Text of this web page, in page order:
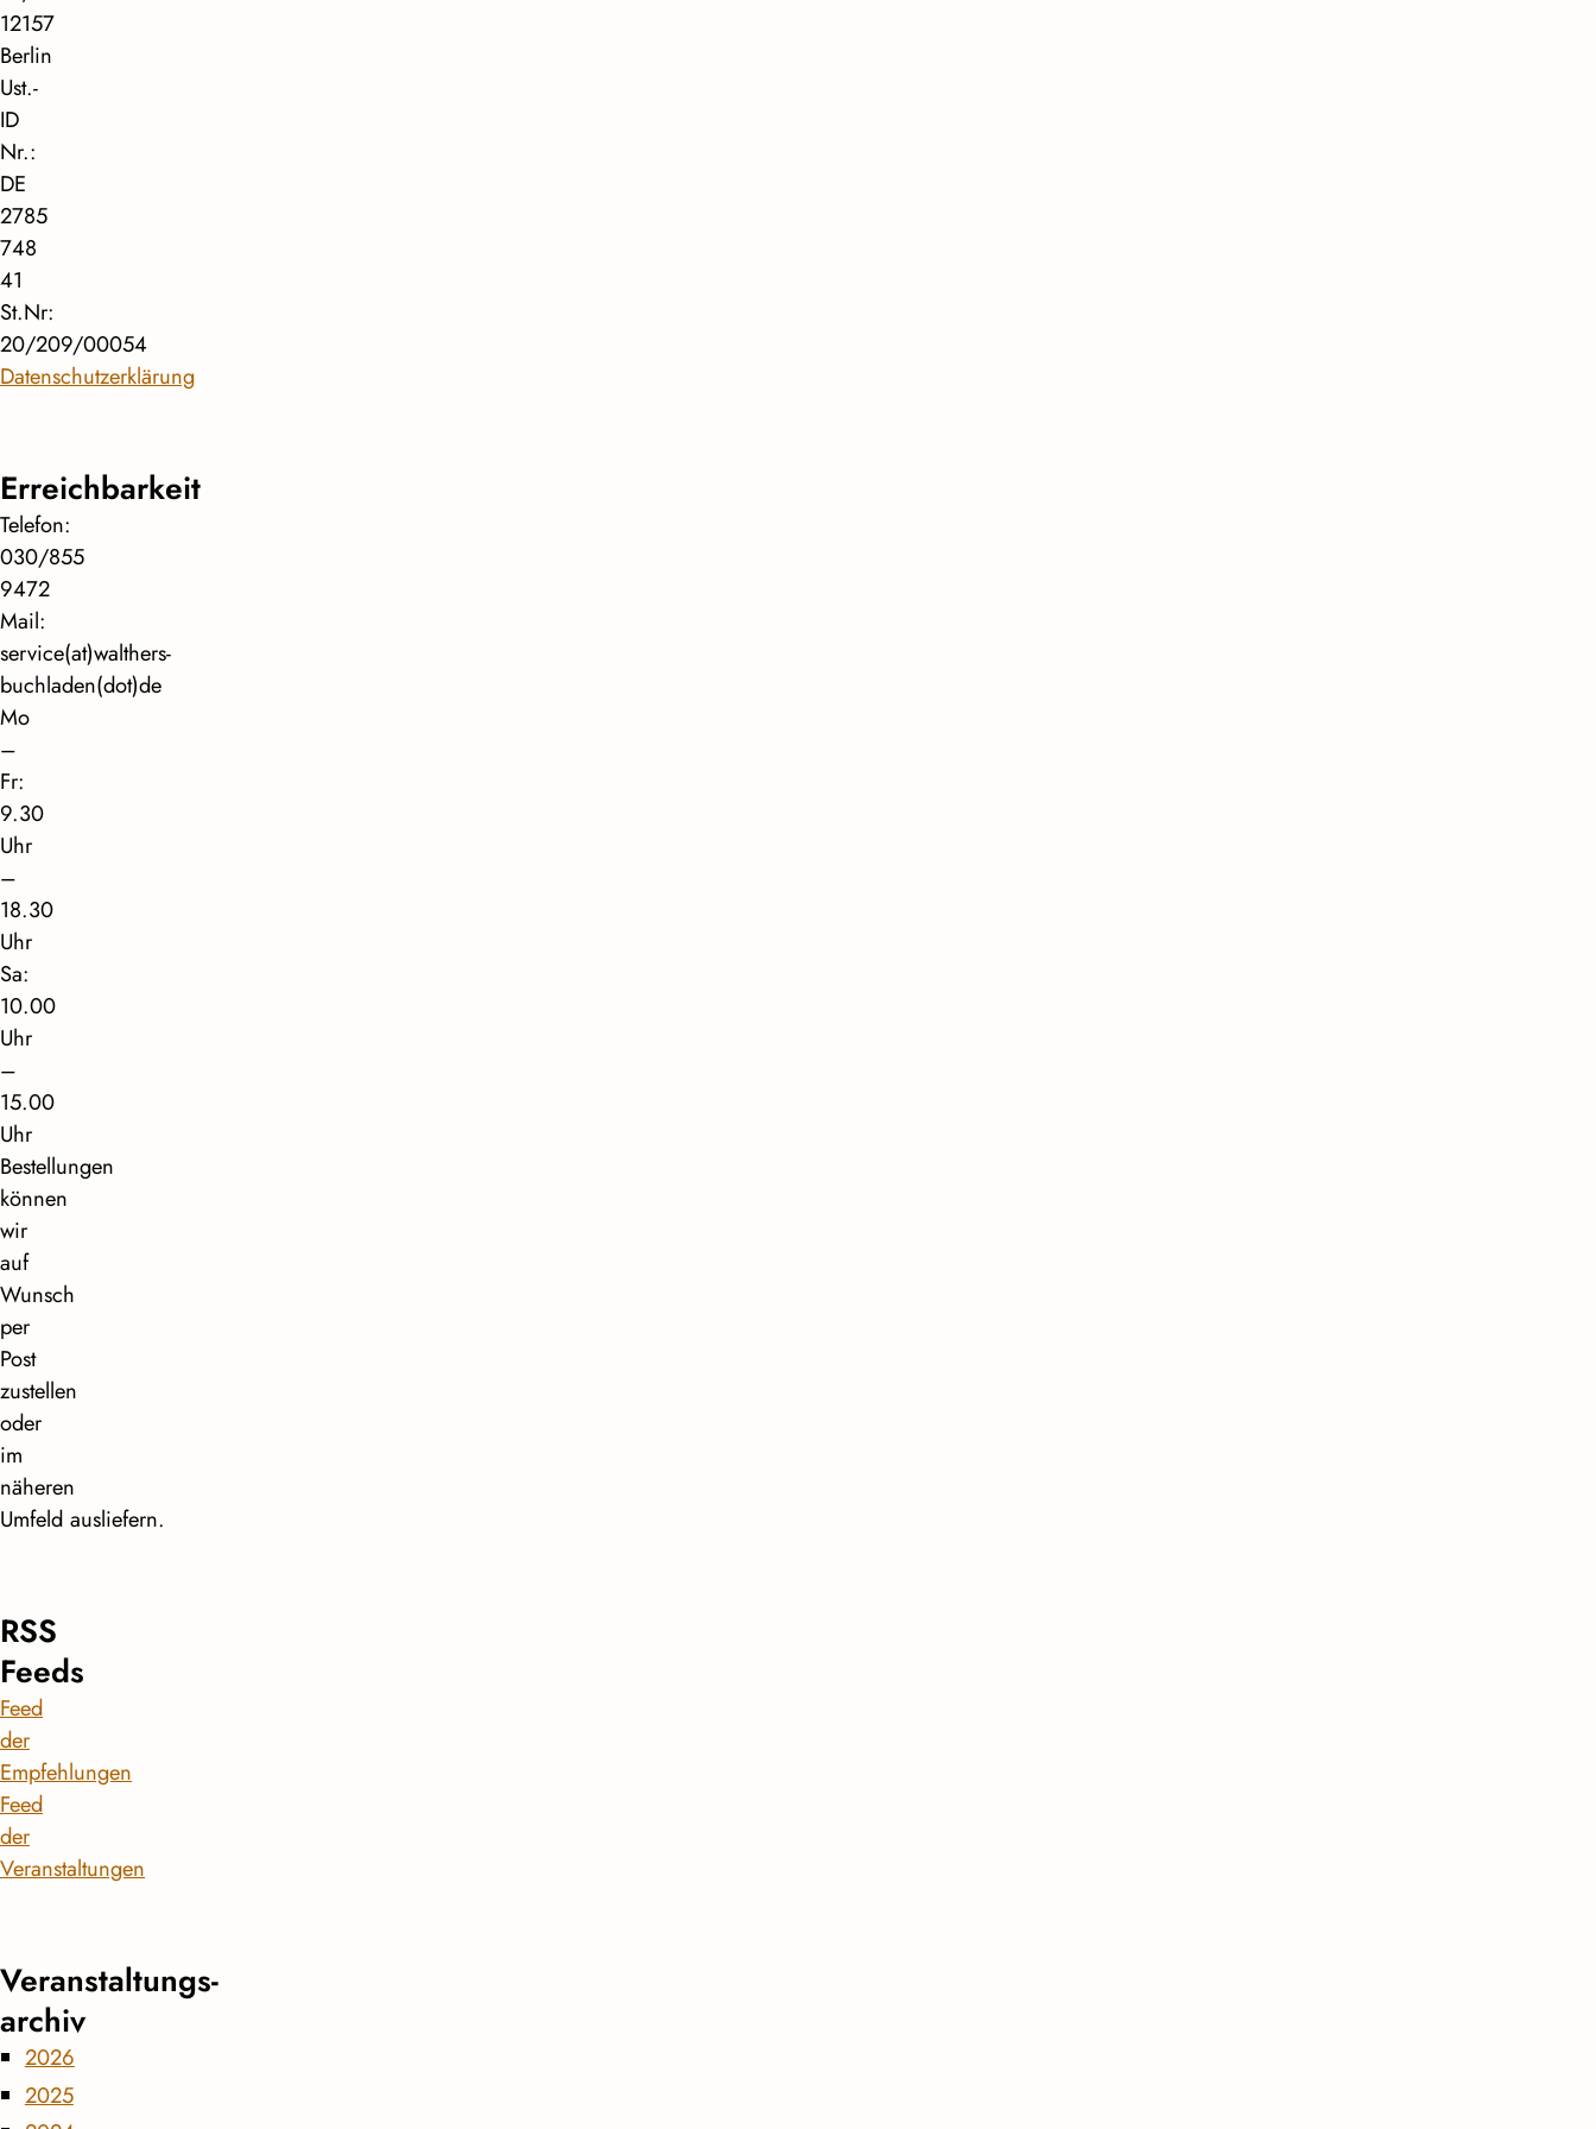
12157
Berlin
Ust.-
ID
Nr.:
DE
2785
748
41
St.Nr:
20/209/00054
Datenschutzerklärung
Erreichbarkeit
Telefon:
030/855
9472
Mail:
service(at)walthers-
buchladen(dot)de
Mo
–
Fr:
9.30
Uhr
–
18.30
Uhr
Sa:
10.00
Uhr
–
15.00
Uhr
Bestellungen
können
wir
auf
Wunsch
per
Post
zustellen
oder
im
näheren
Umfeld ausliefern.
RSS
Feeds
Feed
der
Empfehlungen
Feed
der
Veranstaltungen
Veranstaltungs­
archiv
2026
2025